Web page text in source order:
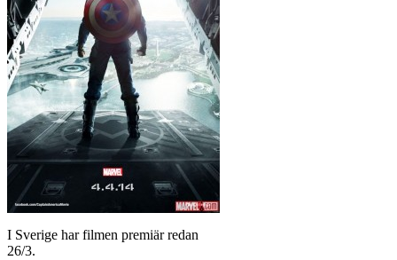
I Sverige har filmen premiär redan
26/3.